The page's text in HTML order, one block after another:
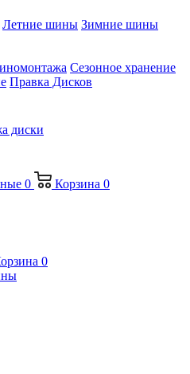
Летние шины Зимние шины
Сезонное хранение
Правка Дисков
диски
0 Корзина 0
0